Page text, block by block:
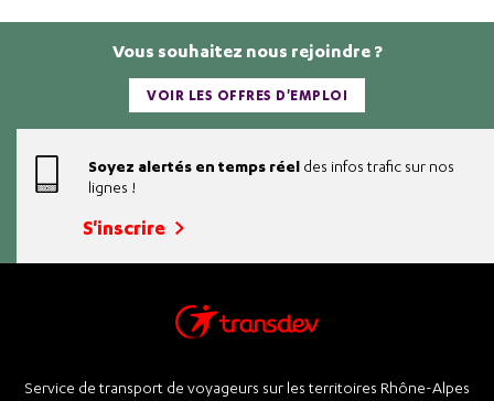
Vous souhaitez nous rejoindre ?
VOIR LES OFFRES D'EMPLOI
Soyez alertés en temps réel des infos trafic sur nos
lignes !
S'inscrire
Service de transport de voyageurs sur les territoires Rhône-Alpes